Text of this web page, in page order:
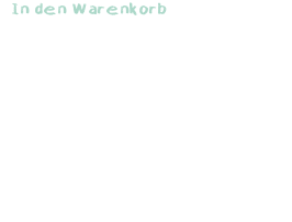
In den Warenkorb